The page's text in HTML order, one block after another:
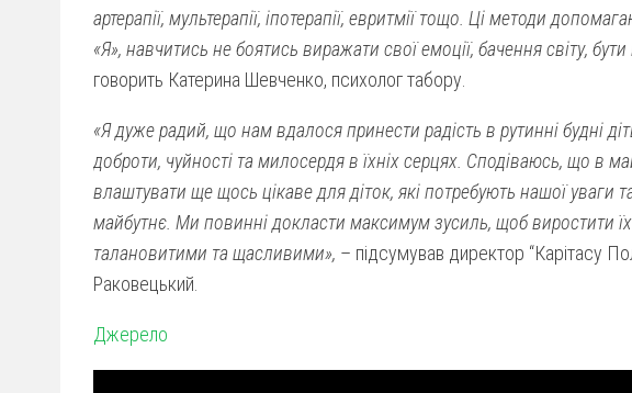
артерапії, мультерапії, іпотерапії, евритмії тощо. Ці методи
«Я», навчитись не боятись виражати свої емоції, бачення світу,
говорить Катерина Шевченко, психолог табору.
«Я дуже радий, що нам вдалося принести радість в рутинні будні
доброти, чуйності та милосердя в їхніх серцях. Сподіваюсь, що в
влаштувати ще щось цікаве для діток, які потребують нашої уваги
майбутнє. Ми повинні докласти максимум зусиль, щоб виростити
талановитими та щасливими», – підсумував директор “Карітасу
Раковецький.
Джерело